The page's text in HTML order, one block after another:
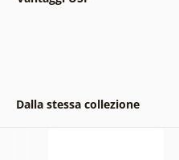
Dalla stessa collezione